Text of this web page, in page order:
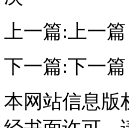
上一篇: 上一篇
下一篇:下一篇
本网站信息版